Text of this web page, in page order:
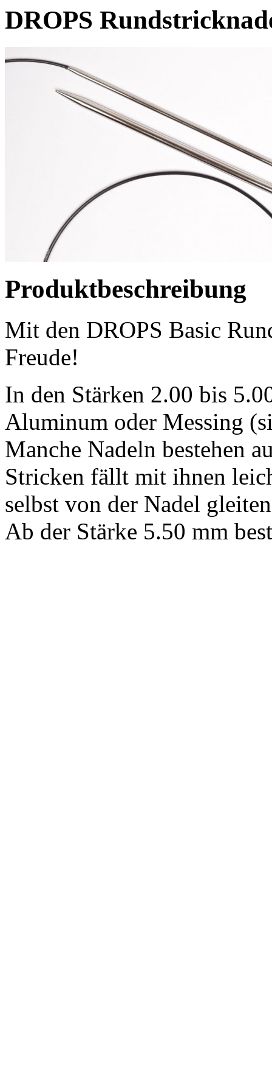
DROPS
Produktbeschreibung
Mit den DROPS Basic
Freude!
In den Stärken 2.00 bis
Aluminum oder Messing
Manche Nadeln bestehen
Stricken fällt mit ihnen
selbst von der Nadel
Ab der Stärke 5.50 mm